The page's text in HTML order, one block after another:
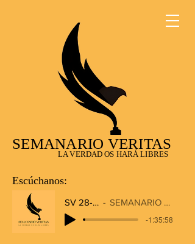
SEMANARIO VERITAS
LA VERDAD OS HARÁ LIBRES
Escúchanos:
SV 28-12-2025
SEMANARIO VERITAS RADIO
-1:35:58